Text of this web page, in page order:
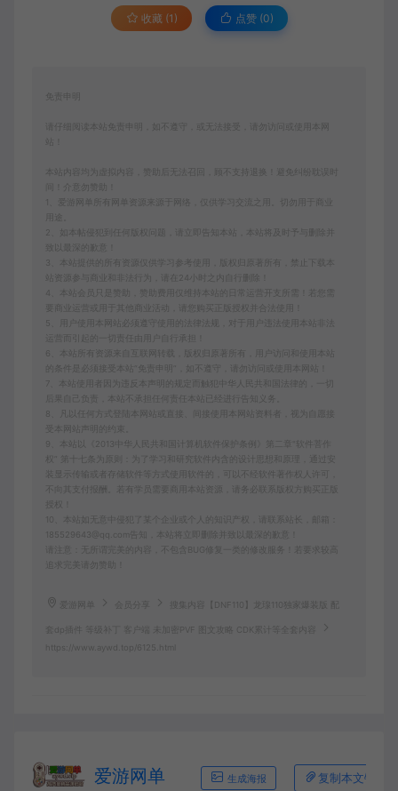
收藏 (1) 点赞 (0)
免责申明
请仔细阅读本站免责申明，如不遵守，或无法接受，请勿访问或使用本网
本站内容均为虚拟内容，赞助后无法召回，顾不支持退换！避免纠纷耽误时
间！介意勿赞助！
1、爱游网单所有网单资源来源于网络，仅供学习交流之用。切勿用于商业
2、如本帖侵犯到任何版权问题，请立即告知本站，本站将及时予与删除并
致以最深的歉意！
3、本站提供的所有资源仅供学习参考使用，版权归原著所有，禁止下载本
站资源参与商业和非法行为，请在24小时之内自行删除！
4、本站会员只是赞助，赞助费用仅维持本站的日常运营开支所需！若您需
要商业运营或用于其他商业活动，请您购买正版授权并合法使用！
5、用户使用本网站必须遵守使用的法律法规，对于用户违法使用本站非法
6、本站所有资源来自互联网转载，版权归原著所有，用户访问和使用本站
的条件是必须接受本站“免责申明”，如不遵守，请勿访问或使用本网站！
7、本站使用者因为违反本声明的规定而触犯中华人民共和国法律的，一切
后果自己负责，本站不承担任何责任本站已经进行告知义务。
8、凡以任何方式登陆本网站或直接、间接使用本网站资料者，视为自愿接
受本网站声明的约束。
9、本站以《2013中华人民共和国计算机软件保护条例》第二章"软件菩作
权” 第十七条为原则：为了学习和研究软件内含的设计思想和原理，通过安
装显示传输或者存储软件等方式使用软件的，可以不经软件著作权人许可，
不向其支付报酬。若有学员需要商用本站资源，请务必联系版权方购买正版
10、本站如无意中侵犯了某个企业或个人的知识产权，请联系站长，邮箱：
185529643@qq.com告知，本站将立即删除并致以最深的歉意！
请注意：无所谓完美的内容，不包含BUG修复一类的修改服务！若要求较高
追求完美请勿赞助！
爱游网单 搜集内容【DNF110】龙瑔110独家爆装版 配
套dp插件 等级补丁 客户端 未加密PVF 图文攻略 CDK累计等全套内容
https://www.aywd.top/6125.html
爱游网单 生成海报 复制本文链接